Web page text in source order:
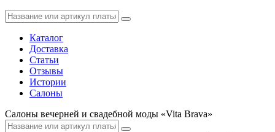
Каталог
Доставка
Статьи
Отзывы
Истории
Салоны
Салоны вечерней и свадебной моды «Vita Brava»